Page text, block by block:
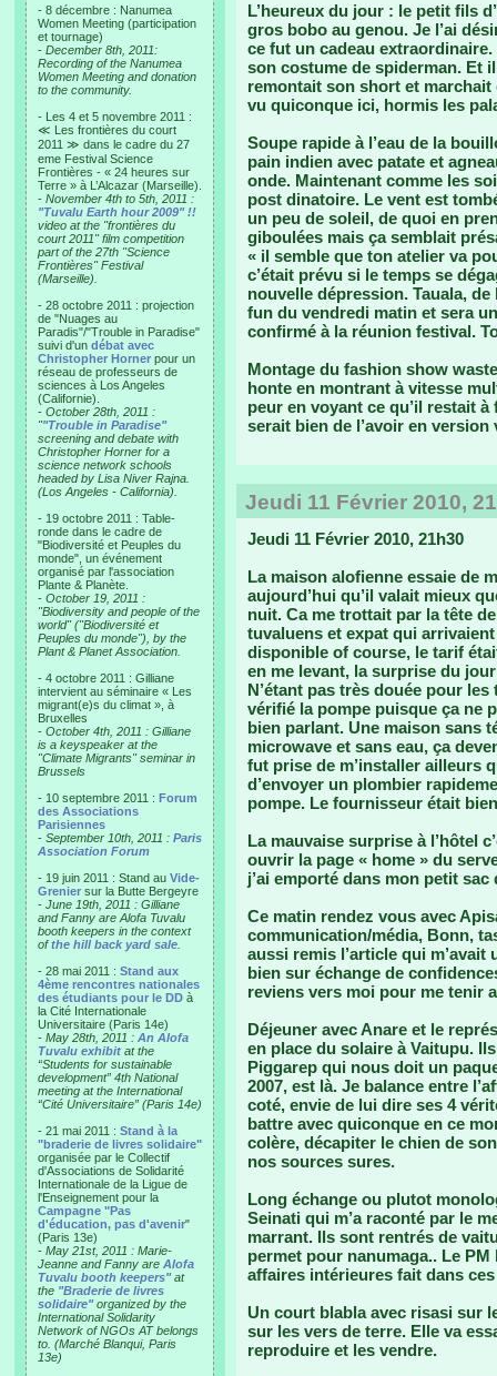
- 8 décembre : Nanumea
Women Meeting (participation
et tournage)
- December 8th, 2011:
Recording of the Nanumea
Women Meeting and donation
to the community.
- Les 4 et 5 novembre 2011 :
≪ Les frontières du court
2011 ≫ dans le cadre du 27
eme Festival Science
Frontières - « 24 heures sur
Terre » à L’Alcazar (Marseille).
- November 4th to 5th, 2011 :
"Tuvalu Earth hour 2009" !!
video at the "frontières du
court 2011" film competition
part of the 27th "Science
Frontières" Festival
(Marseille).
- 28 octobre 2011 : projection
de "Nuages au
Paradis"/"Trouble in Paradise"
suivi d'un débat avec
Christopher Horner pour un
réseau de professeurs de
sciences à Los Angeles
(Californie).
- October 28th, 2011 :
""Trouble in Paradise"
screening and debate with
Christopher Horner for a
science network schools
headed by Lisa Niver Rajna.
(Los Angeles - California).
- 19 octobre 2011 : Table-
ronde dans le cadre de
"Biodiversité et Peuples du
monde", un événement
organisé par l'association
Plante & Planète.
- October 19, 2011 :
"Biodiversity and people of the
world" ("Biodiversité et
Peuples du monde"), by the
Plant & Planet Association.
- 4 octobre 2011 : Gilliane
intervient au séminaire « Les
migrant(e)s du climat », à
Bruxelles
- October 4th, 2011 : Gilliane
is a keyspeaker at the
"Climate Migrants" seminar in
Brussels
- 10 septembre 2011 : Forum
des Associations
Parisiennes
- September 10th, 2011 : Paris
Association Forum
- 19 juin 2011 : Stand au Vide-
Grenier sur la Butte Bergeyre
- June 19th, 2011 : Gilliane
and Fanny are Alofa Tuvalu
booth keepers in the context
ofthe hill back yard sale
- 28 mai 2011 : Stand aux
4ème rencontres nationales
des étudiants pour le DD à
la Cité Internationale
Universitaire (Paris 14e)
- May 28th, 2011 : An Alofa
Tuvalu exhibit at the
“Students for sustainable
development” 4th National
meeting at the International
“Cité Universitaire” (Paris 14e)
- 21 mai 2011 : Stand à la
"braderie de livres solidaire"
organisée par le Collectif
d'Associations de Solidarité
Internationale de la Ligue de
l'Enseignement pour la
Campagne "Pas
d'éducation, pas d'avenir"
(Paris 13e)
- May 21st, 2011 : Marie-
Jeanne and Fanny are Alofa
Tuvalu booth keepers"at
the "Braderie de livres
solidaire"organized by the
International Solidarity
Network of NGOs AT belongs
to. (Marché Blanqui, Paris
13e)
L’heureux du jour : le petit fils
gros bobo au genou. Je l’ai
ce fut un cadeau
son costume de spiderman. Et
remontait son short et
vu quiconque ici, hormis les
Soupe rapide à l’eau de la
pain indien avec patate et
onde. Maintenant comme les
post dinatoire. Le vent est
un peu de soleil, de quoi en
giboulées mais ça semblait
« il semble que ton atelier va
c’était prévu si le temps se
nouvelle dépression. Tauala,
fun du vendredi matin et sera
confirmé à la réunion festival.
Montage du fashion show
honte en montrant à vitesse
peur en voyant ce qu’il restait
serait bien de l’avoir en
Jeudi 11 Février 2010,
Jeudi 11 Février 2010, 21h30
La maison alofienne essaie de
aujourd’hui qu’il valait mieux
nuit. Ca me trottait par la tête
tuvaluens et expat qui
disponible of course, le tarif
en me levant, la surprise du
N’étant pas très douée pour
vérifié la pompe puisque ça ne
bien parlant. Une maison sans
microwave et sans eau, ça
fut prise de m’installer ailleurs
d’envoyer un plombier
pompe. Le fournisseur était
La mauvaise surprise à l’hôtel
ouvrir la page « home » du
j’ai emporté dans mon petit sac
Ce matin rendez vous avec
communication/média, Bonn,
aussi remis l’article qui
bien sur échange de
reviens vers moi pour me tenir
Déjeuner avec Anare et le
en place du solaire à Vaitupu.
Piggarep qui nous doit un
2007, est là. Je balance entre
coté, envie de lui dire ses 4
battre avec quiconque en ce
colère, décapiter le chien de
nos sources sures.
Long échange ou plutot
Seinati qui m’a raconté par le
marrant. Ils sont rentrés de
permet pour nanumaga.. Le
affaires intérieures fait dans
Un court blabla avec risasi sur
sur les vers de terre. Elle va
reproduire et les vendre.